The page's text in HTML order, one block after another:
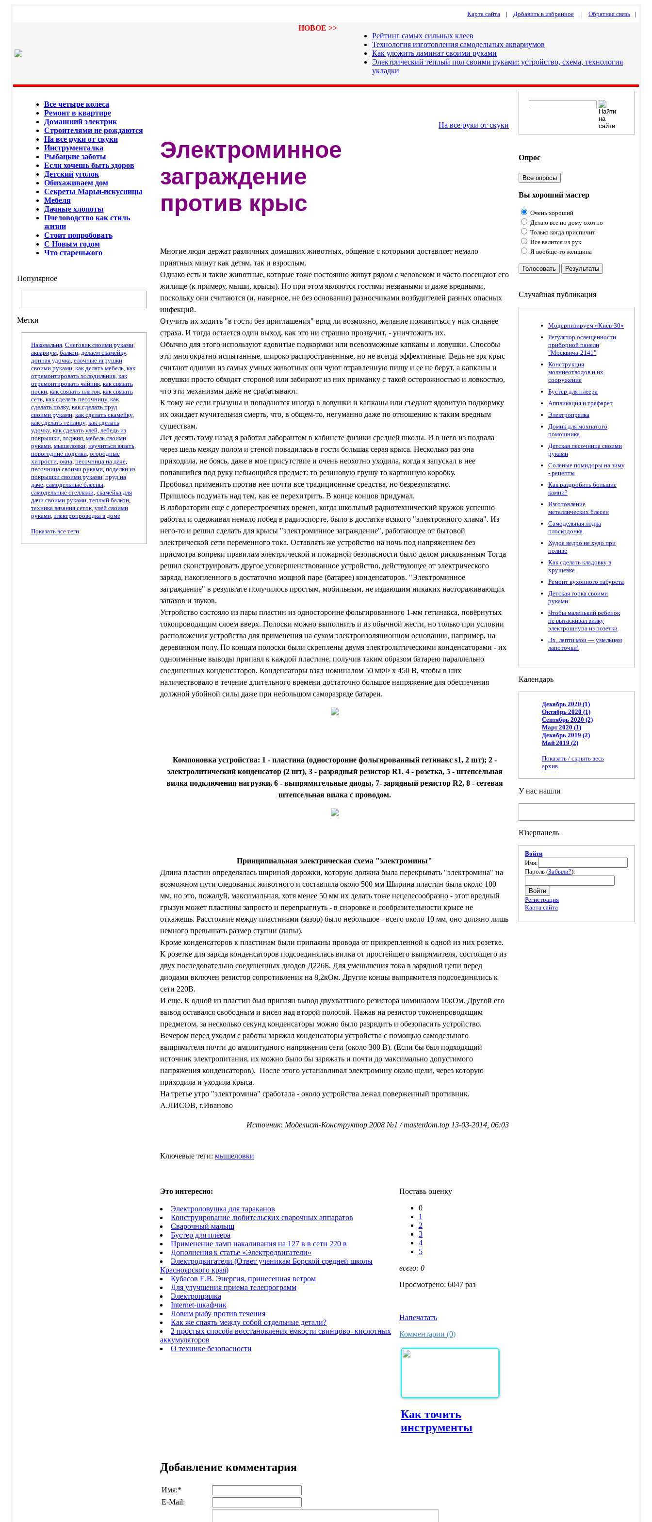
Карта сайта | Добавить в избранное | Обратная связь |
НОВОЕ >>
Рейтинг самых сильных клеев
Технология изготовления самодельных аквариумов
Как уложить ламинат своими руками
Электрический тёплый пол своими руками: устройство, схема, технология
укладки
Все четыре колеса
Ремонт в квартире
Домашний электрик
Строителями не рождаются
На все руки от скуки
Инструменталка
Рыбацкие заботы
Если хочешь быть здоров
Детский уголок
Обихаживаем дом
Секреты Марьи-искусницы
Мебеля
Дачные хлопоты
Пчеловодство как стиль
жизни
Стоит попробовать
С Новым годом
Что старенького
Популярное
Метки
Наковальня, Снеговик своими руками,
аквариум, балкон, делаем скамейку,
донная удочка, елочные игрушки
своими руками, как делать мебель, как
отремонтировать холодильник, как
отремонтировать чайник, как связать
носки, как связать платок, как связать
сеть, как сделать песочницу, как
сделать полку, как сделать пруд
своими руками, как сделать скамейку,
как сделать теплицу, как сделать
удочку, как сделать улей, лебедь из
покрышки, лоджия, мебель своими
руками, мышеловки, научиться вязать,
новогодние поделки, огородные
хитрости, окна, песочница на даче,
песочница своими руками, поделки из
покрышки своими руками, пруд на
даче, самодельные блесны,
самодельные стеллажи, скамейка для
дачи своими руками, теплый балкон,
техника вязания сеток, улей своими
руками, электропроводка в доме
Показать все теги
Электроминное
заграждение
против крыс
На все руки от скуки
Многие люди держат различных домашних животных, общение с которыми доставляет немало
приятных минут как детям, так и взрослым.
Однако есть и такие животные, которые тоже постоянно живут рядом с человеком и часто посещают его
жилище (к примеру, мыши, крысы). Но при этом являются гостями незваными и даже вредными,
поскольку они считаются (и, наверное, не без основания) разносчиками возбудителей разных опасных
инфекций.
Отучить их ходить "в гости без приглашения" вряд ли возможно, желание поживиться у них сильнее
страха. И тогда остается один выход, как это ни страшно прозвучит, - уничтожить их.
Обычно для этого используют ядовитые подкормки или всевозможные капканы и ловушки. Способы
эти многократно испытанные, широко распространенные, но не всегда эффективные. Ведь не зря крыс
считают одними из самых умных животных они чуют отравленную пищу и ее не берут, а капканы и
ловушки просто обходят стороной или забирают из них приманку с такой осторожностью и ловкостью,
что эти механизмы даже не срабатывают.
К тому же если грызуны и попадаются иногда в ловушки и капканы или съедают ядовитую подкормку
их ожидает мучительная смерть, что, в общем-то, негуманно даже по отношению к таким вредным
существам.
Лет десять тому назад я работал лаборантом в кабинете физики средней школы. И в него из подвала
через щель между полом и стеной повадилась в гости большая серая крыса. Несколько раз она
приходила, не боясь, даже в мое присутствие и очень неохотно уходила, когда я запускал в нее
попавшийся под руку небьющийся предмет: то резиновую грушу то картонную коробку.
Пробовал применить против нее почти все традиционные средства, но безрезультатно.
Пришлось подумать над тем, как ее перехитрить. В конце концов придумал.
В лаборатории еще с доперестроечных времен, когда школьный радиотехнический кружок успешно
работал и одерживал немало побед в радиоспорте, было в достатке всякого "электронного хлама". Из
него-то и решил сделать для крысы "электроминное заграждение", работающее от бытовой
электрической сети переменного тока. Оставлять же устройство на ночь под напряжением без
присмотра вопреки правилам электрической и пожарной безопасности было делом рискованным Тогда
решил сконструировать другое усовершенствованное устройство, действующее от электрического
заряда, накопленного в достаточно мощной паре (батарее) конденсаторов. "Электроминное
заграждение" в результате получилось простым, мобильным, не издающим никаких настораживающих
запахов и звуков.
Устройство состояло из пары пластин из односторонне фольгированного 1-мм гетинакса, повёрнутых
токопроводящим слоем вверх. Полоски можно выполнить и из обычной жести, но только при условии
расположения устройства для применения на сухом электроизоляционном основании, например, на
деревянном полу. По концам полоски были скреплены двумя электролитическими конденсаторами - их
одноименные выводы припаял к каждой пластине, получив таким образом батарею параллельно
соединенных конденсаторов. Конденсаторы взял номиналом 50 мкФ х 450 В, чтобы в них
наличествовало в течение длительного времени достаточно большое напряжение для обеспечения
должной убойной силы даже при небольшом саморазряде батареи.
Компоновка устройства: 1 - пластина (односторонне фольгированный гетинакс s1, 2 шт); 2 -
электролитический конденсатор (2 шт), 3 - разрядный резистор R1. 4 - розетка, 5 - штепсельная
вилка подключения нагрузки, 6 - выпрямительные диоды, 7- зарядный резистор R2, 8 - сетевая
штепсельная вилка с проводом.
Принципиальная электрическая схема "электромины"
Длина пластин определялась шириной дорожки, которую должна была перекрывать "электромина" на
возможном пути следования животного и составляла около 500 мм Ширина пластин была около 100
мм, но это, пожалуй, максимальная, хотя менее 50 мм их делать тоже нецелесообразно - этот вредный
грызун может пластины запросто и перепрыгнуть - в сноровке и сообразительности крысе не
откажешь. Расстояние между пластинами (зазор) было небольшое - всего около 10 мм, оно должно лишь
немного превышать размер ступни (лапы).
Кроме конденсаторов к пластинам были припаяны провода от прикрепленной к одной из них розетке.
К розетке для заряда конденсаторов подсоединялась вилка от простейшего выпрямителя, состоящего из
двух последовательно соединенных диодов Д226Б. Для уменьшения тока в зарядной цепи перед
диодами включен резистор сопротивления на 8,2кОм. Другие концы выпрямителя подсоединялись к
сети 220В.
И еще. К одной из пластин был припаян вывод двухваттного резистора номиналом 10кОм. Другой его
вывод оставался свободным и висел над второй полосой. Нажав на резистор токонепроводящим
предметом, за несколько секунд конденсаторы можно было разрядить и обезопасить устройство.
Вечером перед уходом с работы заряжал конденсаторы устройства с помощью самодельного
выпрямителя почти до амплитудного напряжения сети (около 300 В). (Если бы был подходящий
источник электропитания, их можно было бы заряжать и почти до максимально допустимого
напряжения конденсаторов). После этого устанавливал электромину около щели, через которую
приходила и уходила крыса.
На третье утро "электромина" сработала - около устройства лежал поверженный противник.
А.ЛИСОВ, г.Иваново
Источник: Моделист-Конструктор 2008 №1 / masterdom.top 13-03-2014, 06:03
Ключевые теги: мышеловки
Это интересно:
Электроловушка для тараканов
Конструирование любительских сварочных аппаратов
Сварочный малыш
Бустер для плеера
Применение ламп накаливания на 127 в в сети 220 в
Дополнения к статье «Электродвигатели»
Электродвигатели (Ответ ученикам Борской средней школы
Красноярского края)
Кубасов Е.В. Энергия, принесенная ветром
Для улучшения приема телепрограмм
Электропрялка
Internet-шкафчик
Ловим рыбу против течения
Как же спаять между собой отдельные детали?
2 простых способа восстановления ёмкости свинцово- кислотных
аккумуляторов
О технике безопасности
Поставь оценку
0
1
2
3
4
5
всего: 0
Просмотрено: 6047 раз
Напечатать
Комментарии (0)
Как точить
инструменты
Добавление комментария
Имя:*
E-Mail:
Опрос
Все опросы
Вы хороший мастер
Очень хороший
Делаю все по дому охотно
Только когда приспичит
Все валится из рук
Я вообще-то женщина
Голосовать Результаты
Случайная публикация
Модернизируем «Киев-30»
Регулятор освещенности
приборной панели
"Москвича-2141"
Конструкция
молниеотводов и их
сооружение
Бустер для плеера
Аппликация и трафарет
Электропрялка
Домик для мохнатого
помошника
Детская песочница своими
руками
Соленые помидоры на зиму
- рецепты
Как раздробить большие
камни?
Изготовление
металлических блесен
Самодельная лодка
плоскодонка
Худое ведро не худо при
поливе
Как сделать кладовку в
хрущевке
Ремонт кухонного табурета
Детская горка своими
руками
Чтобы маленький ребенок
не вытаскивал вилку
электрошнура из розетки
Эх, лапти мои — умельцам
лапоточки!
Календарь
Декабрь 2020 (1)
Октябрь 2020 (1)
Сентябрь 2020 (2)
Март 2020 (1)
Декабрь 2019 (2)
Май 2019 (2)
Показать / скрыть весь
архив
У нас нашли
Юзерпанель
Войти
Имя:
Пароль (Забыли?):
Войти
Регистрация
Карта сайта